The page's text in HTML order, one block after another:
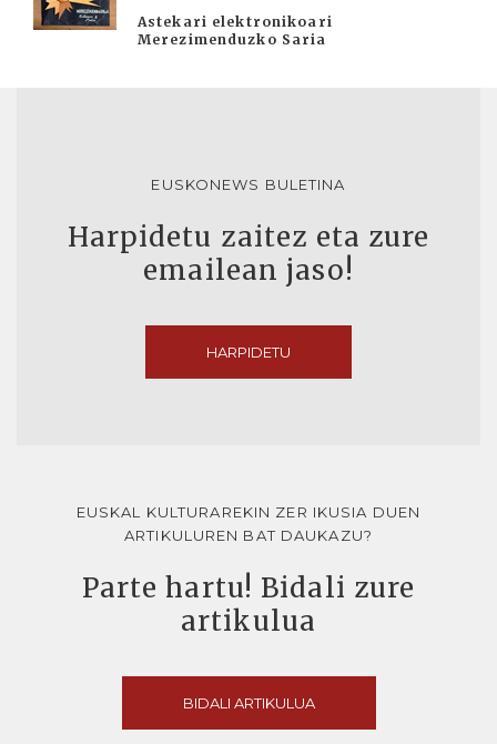
Astekari elektronikoari
Merezimenduzko Saria
EUSKONEWS BULETINA
Harpidetu zaitez eta zure
emailean jaso!
HARPIDETU
EUSKAL KULTURAREKIN ZER IKUSIA DUEN
ARTIKULUREN BAT DAUKAZU?
Parte hartu! Bidali zure
artikulua
BIDALI ARTIKULUA